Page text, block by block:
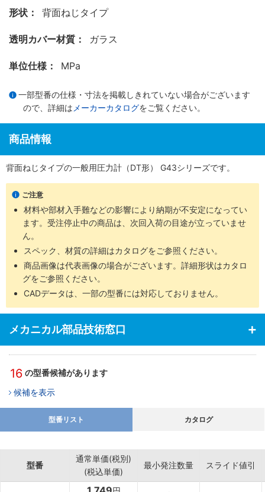
形状： 背面ねじタイプ
透明カバー材質： ガラス
単位仕様： MPa
一部型番の仕様・寸法を掲載しきれていない場合がございます
ので、詳細は メーカーカタログをご覧ください。
商品情報
背面ねじタイプの一般用圧力計（DT形） G43シリーズです。
ご注意
材料や部材入手難などの影響により納期が不安定になってい
ます。受注停止中の商品は、次回入荷の目途が立っていませ
ん。
スペック、材質の詳細はカタログをご参照ください。
商品画像は代表画像の場合がございます。詳細形状はカタロ
グをご参照ください。
CADデータは、一部の型番には対応しておりません。
メカニカル部品技術窓口
16 の型番候補があります
候補を表示
型番リスト カタログ
型番
通常単価(税別)
(税込単価)
最小発注数量 スライド値引